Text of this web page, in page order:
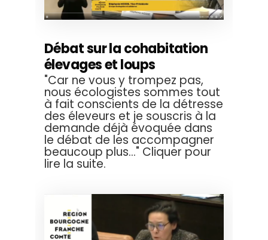
Débat sur la cohabitation
élevages et loups
"Car ne vous y trompez pas,
nous écologistes sommes tout
à fait conscients de la détresse
des éleveurs et je souscris à la
demande déjà évoquée dans
le débat de les accompagner
beaucoup plus..." Cliquer pour
lire la suite.